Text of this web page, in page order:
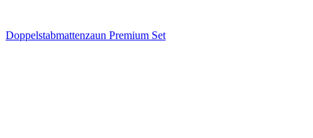
Doppelstabmattenzaun Premium Set